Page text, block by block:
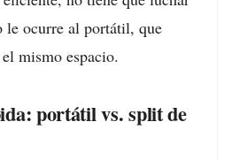
le ocurre al portátil, que
mismo espacio.
portátil vs. split de